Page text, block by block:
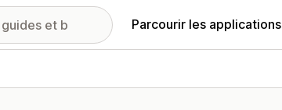
Parcourir les applications